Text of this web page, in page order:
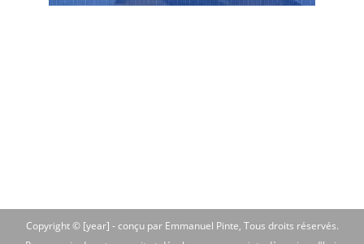
Copyright © [year] -conçu par Emmanuel Pinte, Tous droits réservés.